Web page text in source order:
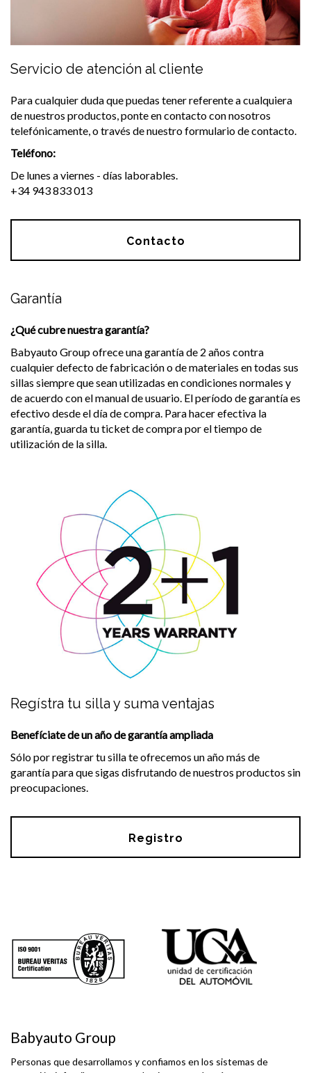
Servicio de atención al cliente
Para cualquier duda que puedas tener referente a cualquiera
de nuestros productos, ponte en contacto con nosotros
telefónicamente, o través de nuestro formulario de contacto.
Teléfono:
De lunes a viernes - días laborables.
+34 943 833 013
Contacto
Garantía
¿Qué cubre nuestra garantía?
Babyauto Group ofrece una garantía de 2 años contra
cualquier defecto de fabricación o de materiales en todas sus
sillas siempre que sean utilizadas en condiciones normales y
de acuerdo con el manual de usuario. El período de garantía es
efectivo desde el día de compra. Para hacer efectiva la
garantía, guarda tu ticket de compra por el tiempo de
utilización de la silla.
Regístra tu silla y suma ventajas
Benefíciate de un año de garantía ampliada
Sólo por registrar tu silla te ofrecemos un año más de
garantía para que sigas disfrutando de nuestros productos sin
preocupaciones.
Registro
Babyauto Group
Personas que desarrollamos y confiamos en los sistemas de